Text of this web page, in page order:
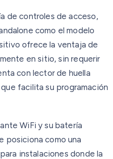
de controles de acceso,
como el modelo
ofrece la ventaja de
en sitio, sin requerir
con lector de huella
facilita su programación
WiFi y su batería
posiciona como una
instalaciones donde la